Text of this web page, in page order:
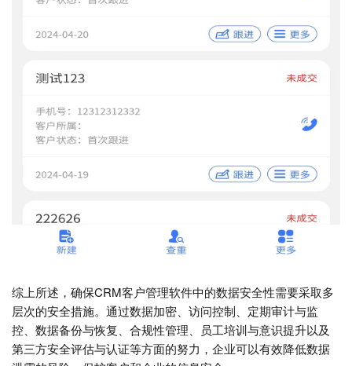
综上所述，确保CRM客户管理软件中的数据安全性需要采取多
层次的安全措施。通过数据加密、访问控制、定期审计与监
控、数据备份与恢复、合规性管理、员工培训与意识提升以及
第三方安全评估与认证等方面的努力，企业可以有效降低数据